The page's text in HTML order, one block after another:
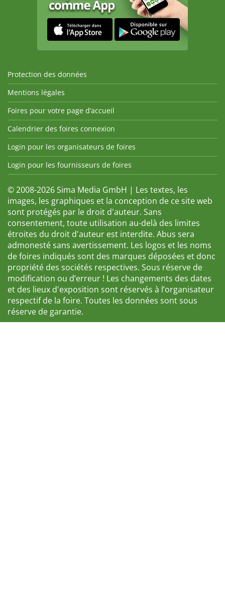
Protection des données
Mentions légales
Foires pour votre page d’accueil
Calendrier des foires connexion
Login pour les organisateurs de foires
Login pour les fournisseurs de foires
© 2008-2026 Sima Media GmbH | Les textes, les
images, les graphiques et la conception de ce site web
sont protégés par le droit d'auteur. Sans
consentement, toute utilisation au-delà des limites
étroites du droit d'auteur est interdite. Abus sera
admonesté sans avertissement. Les logos et les noms
de foires indiqués sont des marques déposées et donc
propriété des sociétés respectives. Sous réserve de
modification ou d’erreur ! Les changements des dates
et des lieux d'exposition sont réservés à l’organisateur
respectif de la foire. Toutes les données sont sous
réserve de garantie.